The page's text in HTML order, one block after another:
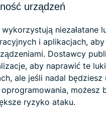
urządzeń
niezałatane
i aplikacjach,
Dostawcy
aby naprawić te
ale jeśli nadal będziesz
oprogramowania, możesz
ryzyko ataku.